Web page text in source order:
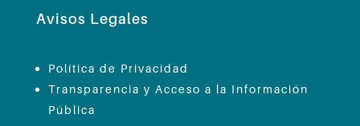
Avisos Legales
Política de Privacidad
Transparencia y Acceso a la Información
Pública